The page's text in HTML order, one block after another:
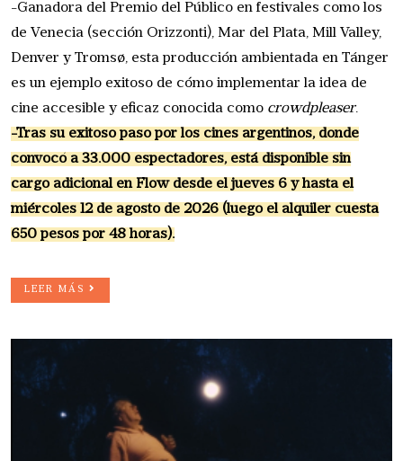
-Ganadora del Premio del Público en festivales como los
de Venecia (sección Orizzonti), Mar del Plata, Mill Valley,
Denver y Tromsø, esta producción ambientada en Tánger
es un ejemplo exitoso de cómo implementar la idea de
cine accesible y eficaz conocida como crowdpleaser.
-Tras su exitoso paso por los cines argentinos, donde
convocó a 33.000 espectadores, está disponible sin
cargo adicional en Flow desde el jueves 6 y hasta el
miércoles 12 de agosto de 2026 (luego el alquiler cuesta
650 pesos por 48 horas).
LEER MÁS